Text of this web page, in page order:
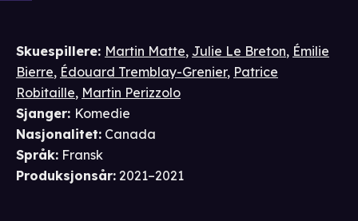
Skuespillere: Martin Matte, Julie Le Breton, Émilie
Bierre, Édouard Tremblay-Grenier, Patrice
Robitaille, Martin Perizzolo
Sjanger: Komedie
Nasjonalitet: Canada
Språk: Fransk
Produksjonsår: 2021–2021